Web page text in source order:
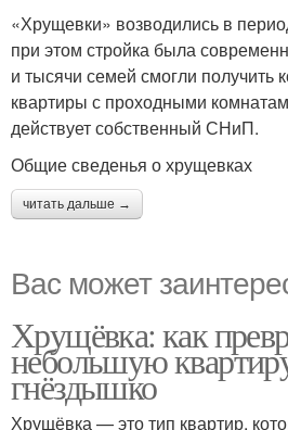
«Хрущевки» возводились в
при этом стройка была
и тысячи семей смогли получить
квартиры с проходными
действует собственный СНиП.
Общие сведенья о хрущевках
читать дальше →
Вас может
Хрущёвка: как
небольшую
гнёздышко
Хрущёвка — это тип квартир,